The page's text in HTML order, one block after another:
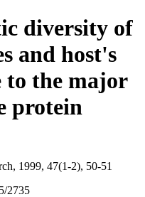
diversity of
and host's
to the major
protein
1999, 47(1-2), 50-51
2735